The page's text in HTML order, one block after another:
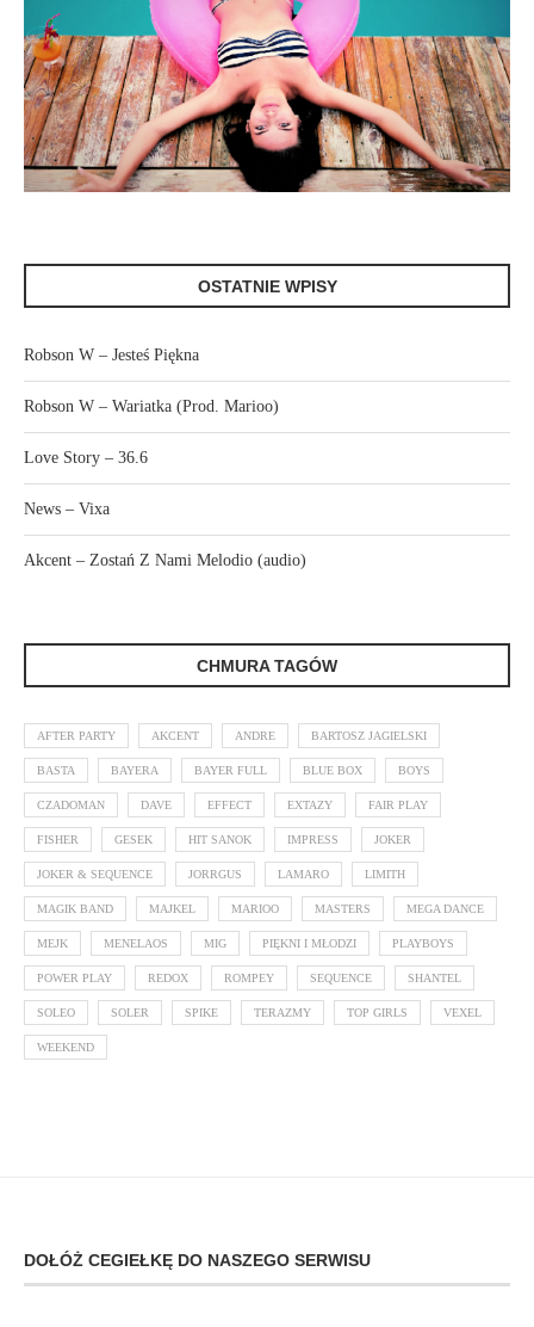
OSTATNIE WPISY
Robson W – Jesteś Piękna
Robson W – Wariatka (Prod. Marioo)
Love Story – 36.6
News – Vixa
Akcent – Zostań Z Nami Melodio (audio)
CHMURA TAGÓW
AFTER PARTY AKCENT ANDRE BARTOSZ JAGIELSKI
BASTA BAYERA BAYER FULL BLUE BOX BOYS
CZADOMAN DAVE EFFECT EXTAZY FAIR PLAY
FISHER GESEK HIT SANOK IMPRESS JOKER
JOKER & SEQUENCE JORRGUS LAMARO LIMITH
MAGIK BAND MAJKEL MARIOO MASTERS MEGA DANCE
MEJK MENELAOS MIG PIĘKNI I MŁODZI PLAYBOYS
POWER PLAY REDOX ROMPEY SEQUENCE SHANTEL
SOLEO SOLER SPIKE TERAZMY TOP GIRLS VEXEL
WEEKEND
DOŁÓŻ CEGIEŁKĘ DO NASZEGO SERWISU